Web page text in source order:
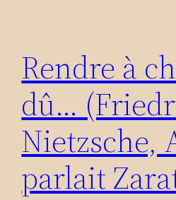
Rendre à
dû…
Nietzsche,
parlait